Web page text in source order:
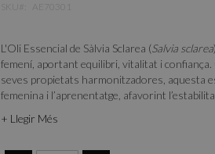
L'Oli Essencial de Sàlvia Sclarea (Salvia sclarea
femení, aportant equilibri, vitalitat i confiança.
seves propietats harmonitzadores, aquesta
femenina i l’aprenentatge, afavorint
imprescindible en la cura natural.
+ Llegir Més